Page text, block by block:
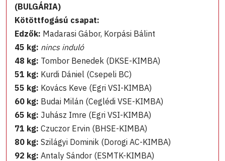
(BULGÁRIA)
Kötöttfogású csapat:
Edzők: Madarasi Gábor, Korpási Bálint
45 kg: nincs induló
48 kg: Tombor Benedek (DKSE-KIMBA)
51 kg: Kurdi Dániel (Csepeli BC)
55 kg: Kovács Keve (Egri VSI-KIMBA)
60 kg: Budai Milán (Ceglédi VSE-KIMBA)
65 kg: Juhász Imre (Egri VSI-KIMBA)
71 kg: Czuczor Ervin (BHSE-KIMBA)
80 kg: Szilágyi Dominik (Dorogi AC-KIMBA)
92 kg: Antaly Sándor (ESMTK-KIMBA)